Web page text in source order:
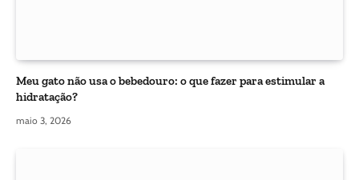
Meu gato não usa o bebedouro: o que fazer para estimular a
hidratação?
maio 3, 2026